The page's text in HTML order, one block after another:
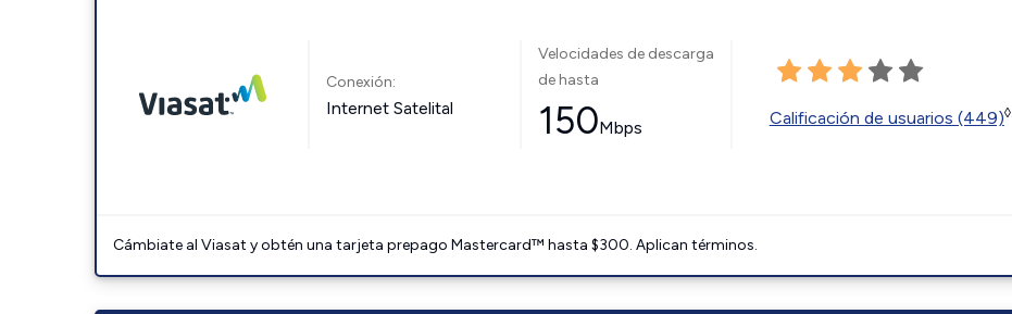
Conexión:
Internet Satelital
Velocidades de descarga
de hasta
150Mbps Calificación de usuarios (449)◊
Cámbiate al Viasat y obtén una tarjeta prepago Mastercard™ hasta $300. Aplican términos.